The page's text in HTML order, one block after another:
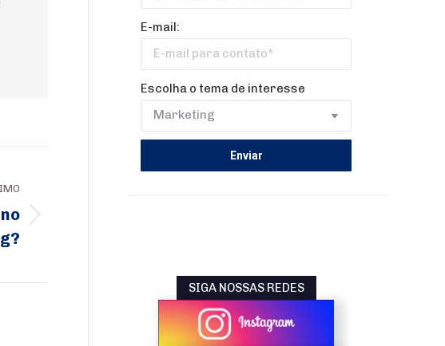
E-mail:
Escolha o tema de interesse
SIGA NOSSAS REDES